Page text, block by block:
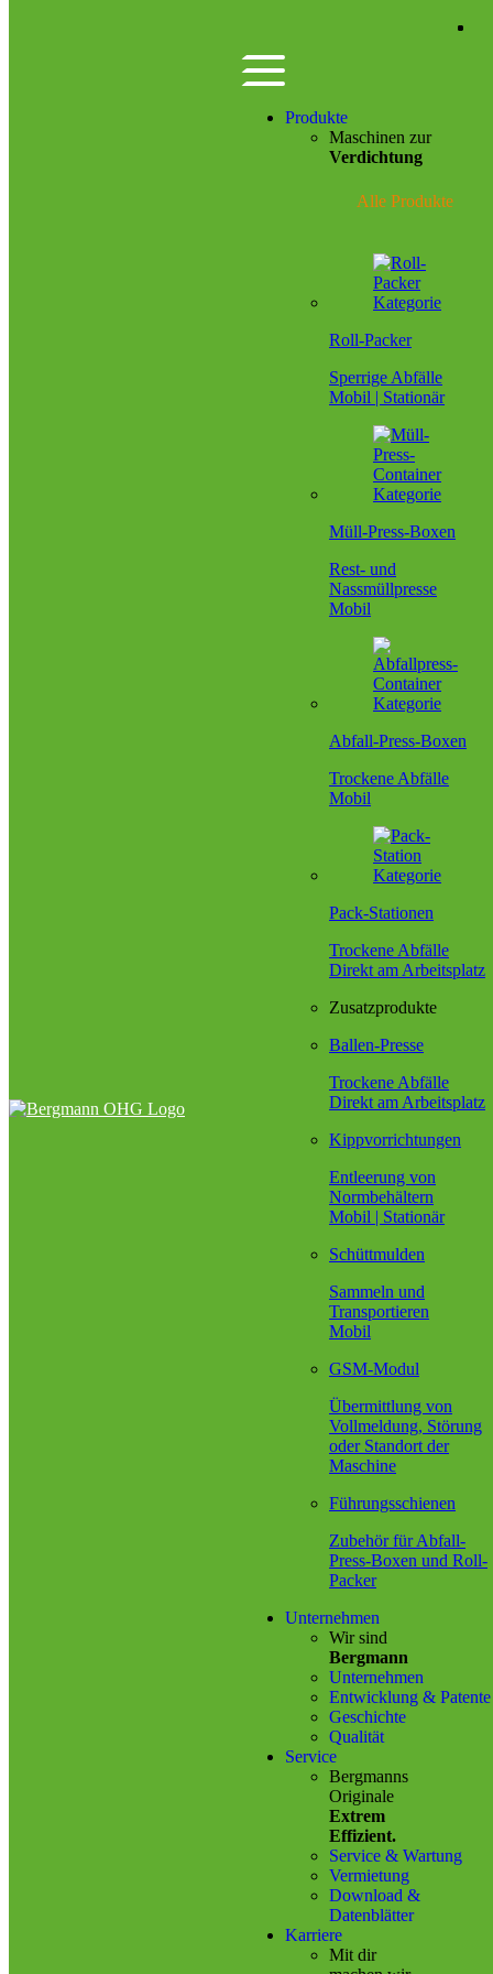
Produkte
Maschinen zur
Verdichtung
Alle Produkte
Roll-Packer
Sperrige Abfälle
Mobil | Stationär
Müll-Press-Boxen
Rest- und
Nassmüllpresse
Mobil
Abfall-Press-Boxen
Trockene Abfälle
Mobil
Pack-Stationen
Trockene Abfälle
Direkt am Arbeitsplatz
Zusatzprodukte
Ballen-Presse
Trockene Abfälle
Direkt am Arbeitsplatz
Kippvorrichtungen
Entleerung von
Normbehältern
Mobil | Stationär
Schüttmulden
Sammeln und
Transportieren
Mobil
GSM-Modul
Übermittlung von
Vollmeldung, Störung
oder Standort der
Maschine
Führungsschienen
Zubehör für Abfall-
Press-Boxen und Roll-
Packer
Unternehmen
Wir sind
Bergmann
Unternehmen
Entwicklung & Patente
Geschichte
Qualität
Service
Bergmanns
Originale
Extrem
Effizient.
Service & Wartung
Vermietung
Download &
Datenblätter
Karriere
Mit dir